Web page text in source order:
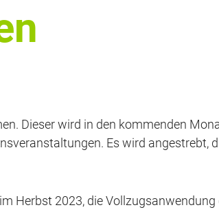
Dieser wird in den kommenden
Es wird angestrebt,
Herbst 2023, die